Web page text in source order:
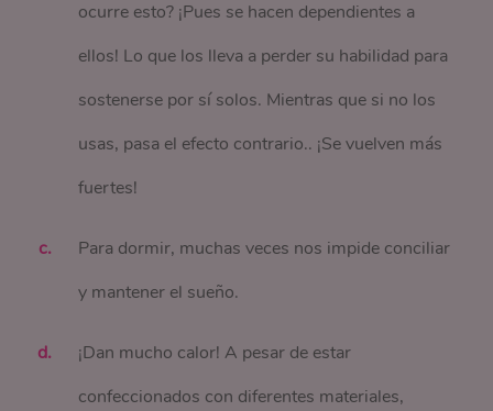
ocurre esto? ¡Pues se hacen dependientes a
ellos! Lo que los lleva a perder su habilidad para
sostenerse por sí solos. Mientras que si no los
usas, pasa el efecto contrario.. ¡Se vuelven más
fuertes!
Para dormir, muchas veces nos impide conciliar
y mantener el sueño.
¡Dan mucho calor! A pesar de estar
confeccionados con diferentes materiales,